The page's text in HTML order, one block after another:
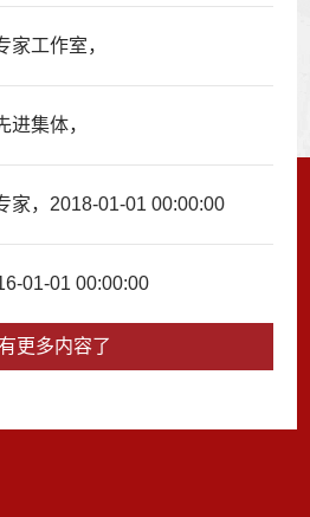
家工作室，
进集体，
家，2018-01-01 00:00:00
01-01 00:00:00
更多内容了